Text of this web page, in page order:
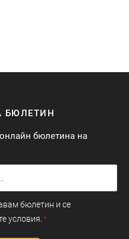
БЮЛЕТИН
бюлетина на
бюлетин и се
условия.